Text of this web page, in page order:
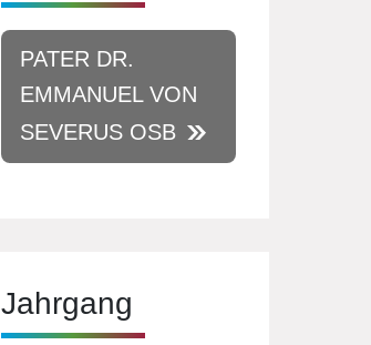
PATER DR.
EMMANUEL VON
SEVERUS OSB
Jahrgang